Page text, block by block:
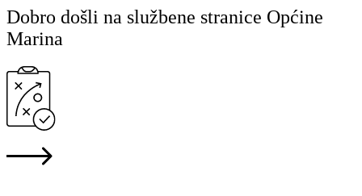
Dobro došli na službene stranice Općine
Marina